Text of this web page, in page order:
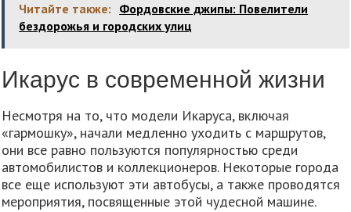
Читайте также: Фордовские джипы: Повелители
бездорожья и городских улиц
Икарус в современной жизни
Несмотря на то, что модели Икаруса, включая
«гармошку», начали медленно уходить с маршрутов,
они все равно пользуются популярностью среди
автомобилистов и коллекционеров. Некоторые города
все еще используют эти автобусы, а также проводятся
мероприятия, посвященные этой чудесной машине.